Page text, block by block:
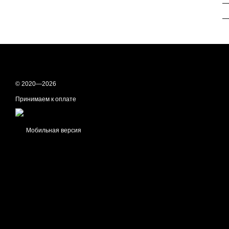
—
—
© 2020—2026
Принимаем к оплате
Мобильная версия